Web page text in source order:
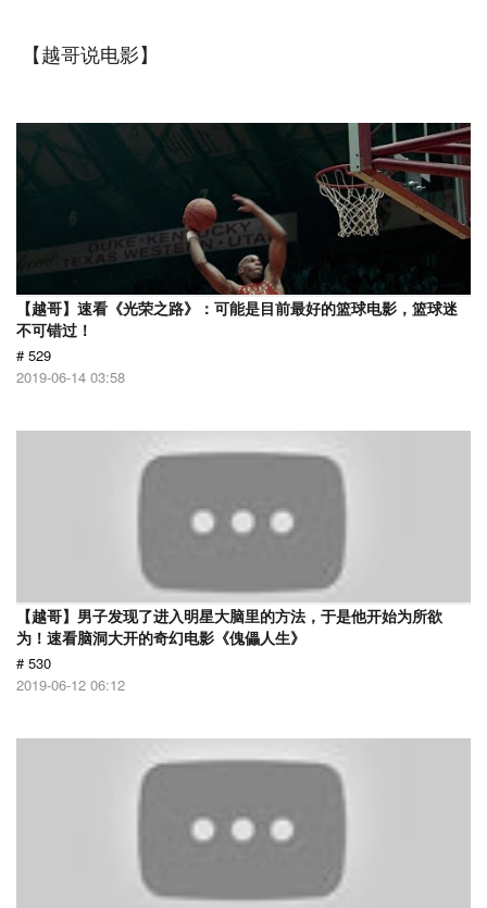
【越哥说电影】
【越哥】速看《光荣之路》：可能是目前最好的篮球电影，篮球迷
不可错过！
# 529
2019-06-14 03:58
【越哥】男子发现了进入明星大脑里的方法，于是他开始为所欲
为！速看脑洞大开的奇幻电影《傀儡人生》
# 530
2019-06-12 06:12